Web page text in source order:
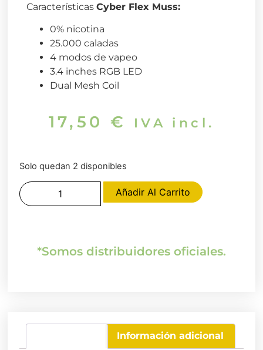
Características Cyber Flex Muss:
0% nicotina
25.000 caladas
4 modos de vapeo
3.4 inches RGB LED
Dual Mesh Coil
17,50 € IVA incl.
Solo quedan 2 disponibles
Añadir Al Carrito
*Somos distribuidores oficiales.
Información adicional